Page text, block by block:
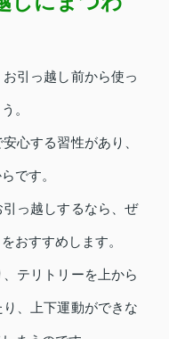
引っ越し前から使っ
。
心する習性があり、
です。
っ越しするなら、ぜ
おすすめします。
テリトリーを上から
、上下運動ができな